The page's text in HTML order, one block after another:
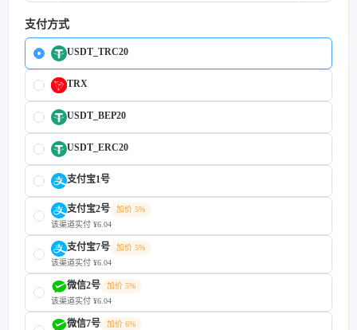
支付方式
USDT_TRC20
TRX
USDT_BEP20
USDT_ERC20
支付宝1号
支付宝2号
加价 5%
该渠道实付 ¥6.04
支付宝7号
加价 5%
该渠道实付 ¥6.04
微信2号
加价 5%
该渠道实付 ¥6.04
微信7号
加价 6%